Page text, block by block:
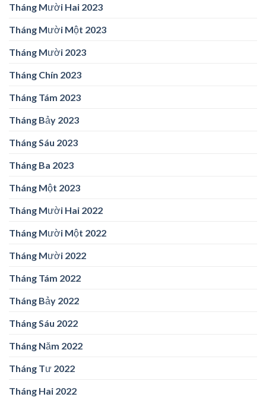
Tháng Mười Hai 2023
Tháng Mười Một 2023
Tháng Mười 2023
Tháng Chín 2023
Tháng Tám 2023
Tháng Bảy 2023
Tháng Sáu 2023
Tháng Ba 2023
Tháng Một 2023
Tháng Mười Hai 2022
Tháng Mười Một 2022
Tháng Mười 2022
Tháng Tám 2022
Tháng Bảy 2022
Tháng Sáu 2022
Tháng Năm 2022
Tháng Tư 2022
Tháng Hai 2022